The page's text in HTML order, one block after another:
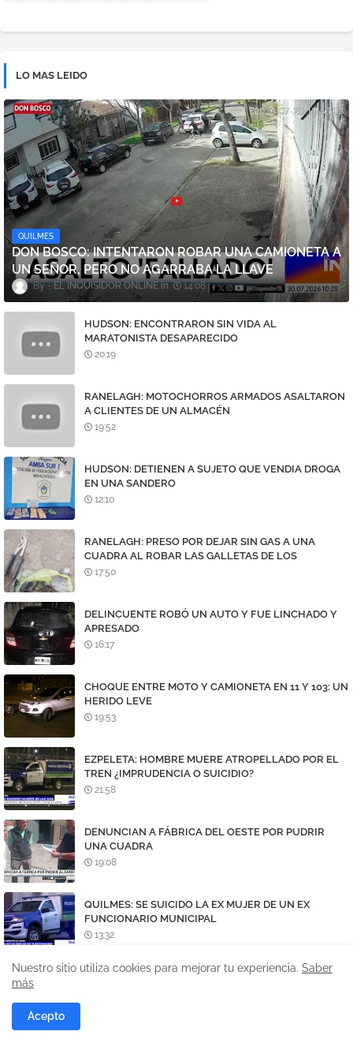
LO MAS LEIDO
QUILMES
DON BOSCO: INTENTARON ROBAR UNA CAMIONETA A
UN SEÑOR, PERO NO AGARRABA LA LLAVE
EL INQUISIDOR ONLINE 14:08
HUDSON: ENCONTRARON SIN VIDA AL
MARATONISTA DESAPARECIDO
20:19
RANELAGH: MOTOCHORROS ARMADOS ASALTARON
A CLIENTES DE UN ALMACÉN
19:52
HUDSON: DETIENEN A SUJETO QUE VENDIA DROGA
EN UNA SANDERO
12:10
RANELAGH: PRESO POR DEJAR SIN GAS A UNA
CUADRA AL ROBAR LAS GALLETAS DE LOS
MEDIDORES
17:50
DELINCUENTE ROBÓ UN AUTO Y FUE LINCHADO Y
APRESADO
16:17
CHOQUE ENTRE MOTO Y CAMIONETA EN 11 Y 103: UN
HERIDO LEVE
19:53
EZPELETA: HOMBRE MUERE ATROPELLADO POR EL
TREN ¿IMPRUDENCIA O SUICIDIO?
21:58
DENUNCIAN A FÁBRICA DEL OESTE POR PUDRIR
UNA CUADRA
19:08
QUILMES: SE SUICIDO LA EX MUJER DE UN EX
FUNCIONARIO MUNICIPAL
13:32
NOTICIAS DE
Nuestro sitio utiliza cookies para mejorar tu experiencia. Saber
más
Acepto